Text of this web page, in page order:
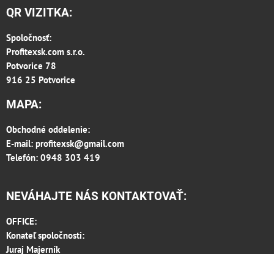
QR VIZITKA:
Spoločnosť:
Profitexsk.com s.r.o.
Potvorice 78
916 25 Potvorice
MAPA:
Obchodné oddelenie:
E-mail: profitexsk@gmail.com
Telefón: 0948 303 419
NEVÁHAJTE NÁS KONTAKTOVAŤ:
OFFICE:
Konateľ spoločnosti:
Juraj Majerník